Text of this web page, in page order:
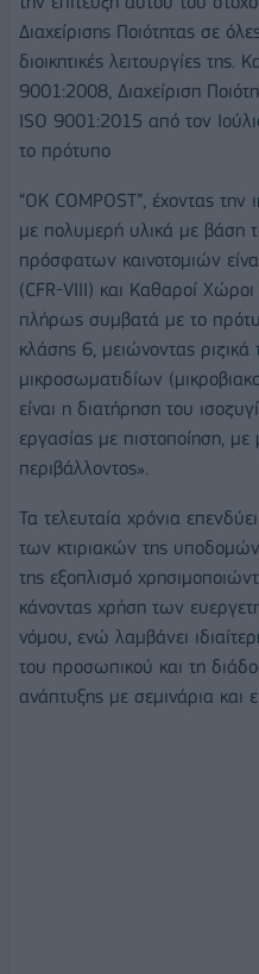
Διαχείρισης Ποιότητας σε
διοικητικές λειτουργίες της.
9001:2008, Διαχείριση
ISO 9001:2015 από τον
το πρότυπο
“OK COMPOST”, έχοντας
με πολυμερή υλικά με βάση
πρόσφατων καινοτομιών
(CFR-VIII) και Καθαροί
πλήρως συμβατά με το
κλάσης 6, μειώνοντας
μικροσωματιδίων
είναι η διατήρηση του
εργασίας με πιστοποίηση, με
περιβάλλοντος».
Τα τελευταία χρόνια
των κτιριακών της
της εξοπλισμό
κάνοντας χρήση των
νόμου, ενώ λαμβάνει
του προσωπικού και τη
ανάπτυξης με σεμινάρια και